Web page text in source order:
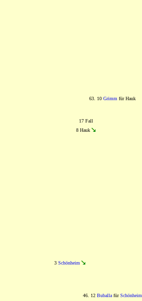
63. 10 Grimm für Hauk
17 Fall
8 Hauk
3 Schönheim
46. 12 Buballa fürSchönheim